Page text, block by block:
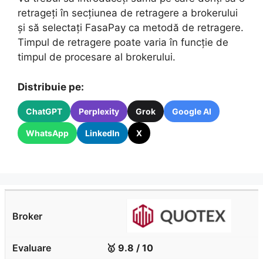
retrageți în secțiunea de retragere a brokerului
și să selectați FasaPay ca metodă de retragere.
Timpul de retragere poate varia în funcție de
timpul de procesare al brokerului.
Distribuie pe:
ChatGPT Perplexity Grok Google AI
WhatsApp LinkedIn X
🥇 9.8 / 10